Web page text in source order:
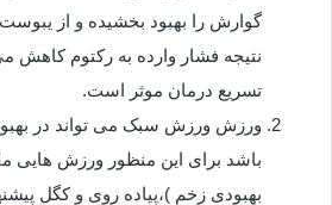
گوارش را بهبود بخشیده و از
نتیجه فشار وارده به رکتوم کاهش
تسریع درمان موثر است.
ورزش ورزش سبک می تواند در
باشد برای این منظور ورزش هایی
بهبودی زخم )،پیاده روی و کگل